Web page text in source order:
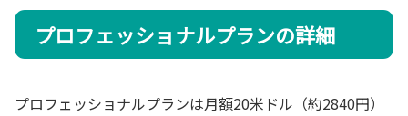
プロフェッショナルプランの詳細
プロフェッショナルプランは月額20米ドル（約2840円）